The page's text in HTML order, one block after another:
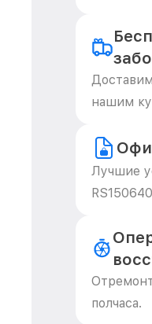
нашим
Лучшие
полчаса.